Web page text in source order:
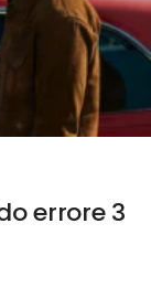
errore 3